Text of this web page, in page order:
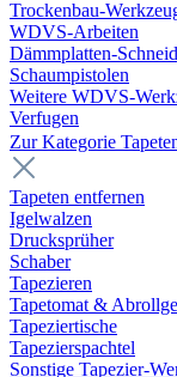
Trockenbau-
WDVS-Arbeiten
Dämmplatten-
Schaumpistolen
Weitere WDVS-
Verfugen
Zur Kategorie
Tapeten entfernen
Igelwalzen
Drucksprüher
Schaber
Tapezieren
Tapetomat &
Tapeziertische
Tapezierspachtel
Sonstige Tapezier-